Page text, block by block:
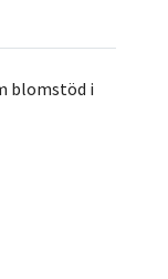
blomstöd i